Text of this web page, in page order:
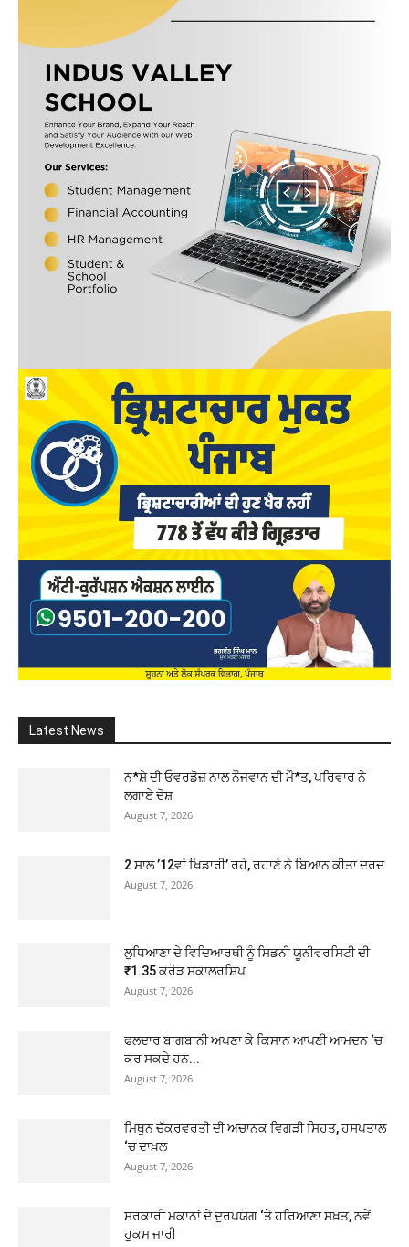
Latest News
ਨ*ਸ਼ੇ ਦੀ ਓਵਰਡੋਜ਼ ਨਾਲ ਨੌਜਵਾਨ ਦੀ ਮੌ*ਤ, ਪਰਿਵਾਰ ਨੇ
ਲਗਾਏ ਦੋਸ਼
August 7, 2026
2 ਸਾਲ ’12ਵਾਂ ਖਿਡਾਰੀ’ ਰਹੇ, ਰਹਾਣੇ ਨੇ ਬਿਆਨ ਕੀਤਾ ਦਰਦ
August 7, 2026
ਲੁਧਿਆਣਾ ਦੇ ਵਿਦਿਆਰਥੀ ਨੂੰ ਸਿਡਨੀ ਯੂਨੀਵਰਸਿਟੀ ਦੀ
₹1.35 ਕਰੋੜ ਸਕਾਲਰਸ਼ਿਪ
August 7, 2026
ਫਲਦਾਰ ਬਾਗਬਾਨੀ ਅਪਣਾ ਕੇ ਕਿਸਾਨ ਆਪਣੀ ਆਮਦਨ ‘ਚ
ਕਰ ਸਕਦੇ ਹਨ...
August 7, 2026
ਮਿਥੁਨ ਚੱਕਰਵਰਤੀ ਦੀ ਅਚਾਨਕ ਵਿਗੜੀ ਸਿਹਤ, ਹਸਪਤਾਲ
‘ਚ ਦਾਖ਼ਲ
August 7, 2026
ਸਰਕਾਰੀ ਮਕਾਨਾਂ ਦੇ ਦੁਰਪਯੋਗ ‘ਤੇ ਹਰਿਆਣਾ ਸਖ਼ਤ, ਨਵੇਂ
ਹੁਕਮ ਜਾਰੀ